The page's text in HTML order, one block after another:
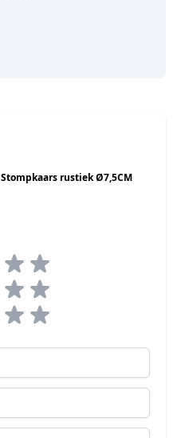
Stompkaars rustiek Ø7,5CM